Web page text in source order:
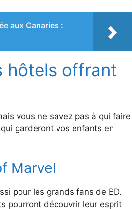
aux Canaries :
hôtels offrant
vous ne savez pas à qui faire
qui garderont vos enfants en
Marvel
pour les grands fans de BD.
pourront découvrir leur esprit